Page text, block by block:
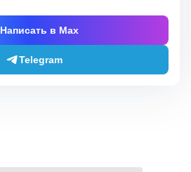
Написать в Max
Telegram